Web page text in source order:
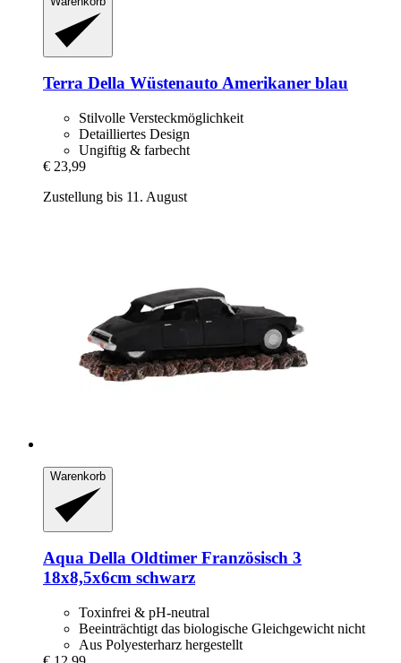
Terra Della Wüstenauto Amerikaner blau
Stilvolle Versteckmöglichkeit
Detailliertes Design
Ungiftig & farbecht
€ 23,99
Zustellung bis 11. August
Warenkorb
Aqua Della Oldtimer Französisch 3
18x8,5x6cm schwarz
Toxinfrei & pH-neutral
Beeinträchtigt das biologische Gleichgewicht nicht
Aus Polyesterharz hergestellt